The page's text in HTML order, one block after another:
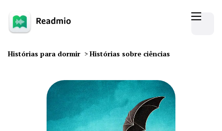
Histórias para dormir > Histórias sobre ciências